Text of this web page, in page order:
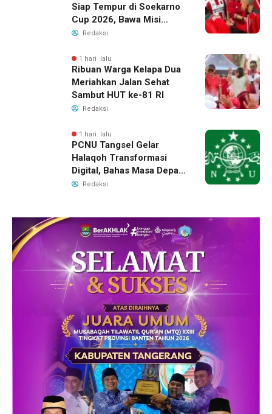
Siap Tempur di Soekarno
Cup 2026, Bawa Misi
Harumkan Nama Banten
Redaksi
1 hari lalu
Ribuan Warga Kelapa Dua
Meriahkan Jalan Sehat
Sambut HUT ke-81 RI
Redaksi
1 hari lalu
PCNU Tangsel Gelar
Halaqoh Transformasi
Digital, Bahas Masa Depan
NU di Era Disrupsi
Redaksi